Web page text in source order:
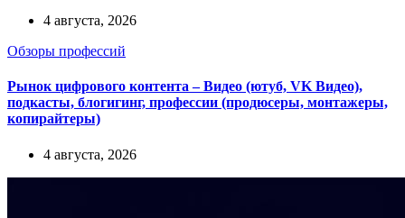
4 августа, 2026
Обзоры профессий
Рынок цифрового контента – Видео (ютуб, VK Видео),
подкасты, блогигинг, профессии (продюсеры, монтажеры,
копирайтеры)
4 августа, 2026